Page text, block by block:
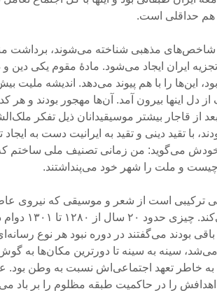
هم حداقلی است.
با شاخص‌های مذهبی شناخته می‌شوند، برداشت
ایران ایجاد می‌شود. مادۀ مقوم یکی دین
این‌ها را با هم پیوند می‌دهد. اندیشه ملیت
دل اینها بیرون آمد. آن‌ها مهجور بودند و هر
از قاجار بیشتر موسیقیدانان ذیل تفکر
با تقید دینی و تقید به ایرانیت دست به
و ملت را شهر خود می‌پنداشتند.
ترکیبی است از شعر و موسیقی که نیروی
را شعر
بودند می‌گفتند در دوره نبود هر نوع
می‌شد، سینه به سینه تا دورترین مکان‌ها به
خاطر تعهد اجتماعی‌اش نسبت به وطن بود.